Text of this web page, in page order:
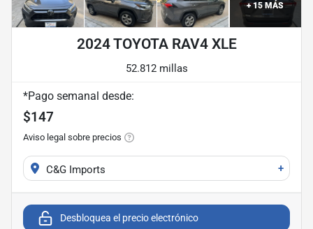
+15 MÁS
2024 TOYOTA RAV4 XLE
52.812 millas
*Pago semanal desde:
$147
Aviso legal sobre precios
C&G Imports +
Desbloquea el precio electrónico